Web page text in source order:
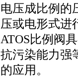
电压成比例的
压或电形式进
ATOS比例阀
抗污染能力强
的应用。